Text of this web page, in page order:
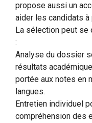
propose aussi un
aider les candidats
La sélection peut
:
Analyse du dossier
résultats
portée aux notes en
langues.
Entretien individuel
compréhension des